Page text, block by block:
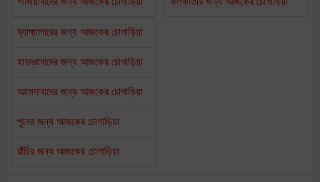
ব্যাঙ্গালোরের জন্য আজকের চোগাড়িয়া
হায়দ্রাবাদের জন্য আজকের চোগাড়িয়া
আমেদাবাদের জন্য আজকের চোগাড়িয়া
পুনের জন্য আজকের চোগাড়িয়া
রাঁচির জন্য আজকের চোগাড়িয়া